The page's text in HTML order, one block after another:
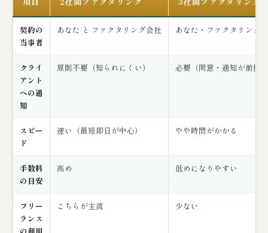
契約の
当事者
あなた と ファクタリング会社 あなた・ファクタリング
クライ
アント
への通
知
原則不要（知られにくい） 必要（同意・通知が前提）
スピー
ド
速い（最短即日が中心） やや時間がかかる
手数料
の目安
高め 低めになりやすい
フリー
ランス
こちらが主流 少ない